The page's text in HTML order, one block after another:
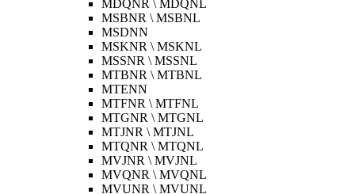
MDQNR \ MDQNL
MSBNR \ MSBNL
MSDNN
MSKNR \ MSKNL
MSSNR \ MSSNL
MTBNR \ MTBNL
MTENN
MTFNR \ MTFNL
MTGNR \ MTGNL
MTJNR \ MTJNL
MTQNR \ MTQNL
MVJNR \ MVJNL
MVQNR \ MVQNL
MVUNR \ MVUNL